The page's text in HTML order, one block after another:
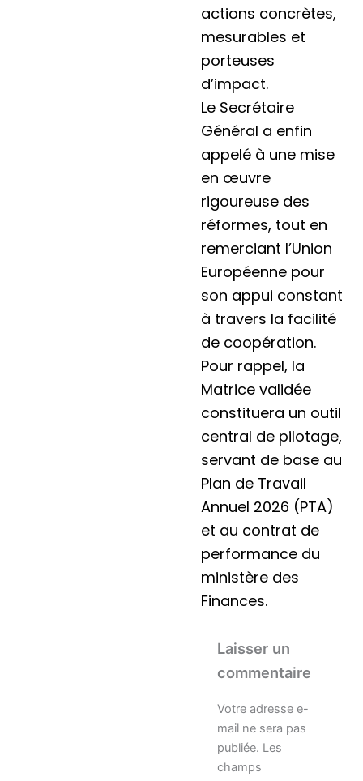
actions concrètes,
mesurables et
porteuses
d’impact.
Le Secrétaire
Général a enfin
appelé à une mise
en œuvre
rigoureuse des
réformes, tout en
remerciant l’Union
Européenne pour
son appui constant
à travers la facilité
de coopération.
Pour rappel, la
Matrice validée
constituera un outil
central de pilotage,
servant de base au
Plan de Travail
Annuel 2026 (PTA)
et au contrat de
performance du
ministère des
Finances.
Laisser un
commentaire
Votre adresse e-
mail ne sera pas
publiée. Les
champs